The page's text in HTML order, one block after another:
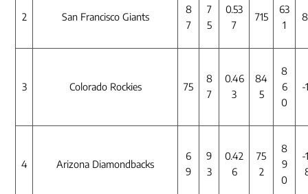
2 San Francisco Giants
8
7
7
5
0.53
7
715
63
1
3 Colorado Rockies 75
8
7
0.46
3
84
5
8
6
0
-
4 Arizona Diamondbacks
6
9
9
3
0.42
6
75
2
8
9
0
-